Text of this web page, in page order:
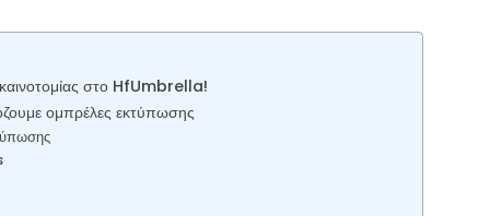
καινοτομίας στο HfUmbrella!
ομπρέλες εκτύπωσης